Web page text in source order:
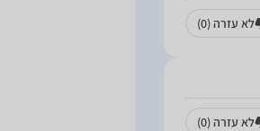
לא עזרה(0)
לא עזרה(0)